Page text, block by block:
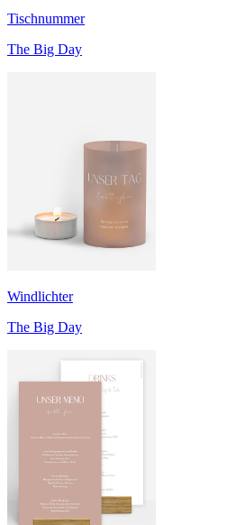
Tischnummer
The Big Day
Windlichter
The Big Day